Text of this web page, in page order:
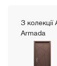
З колекції
Armada